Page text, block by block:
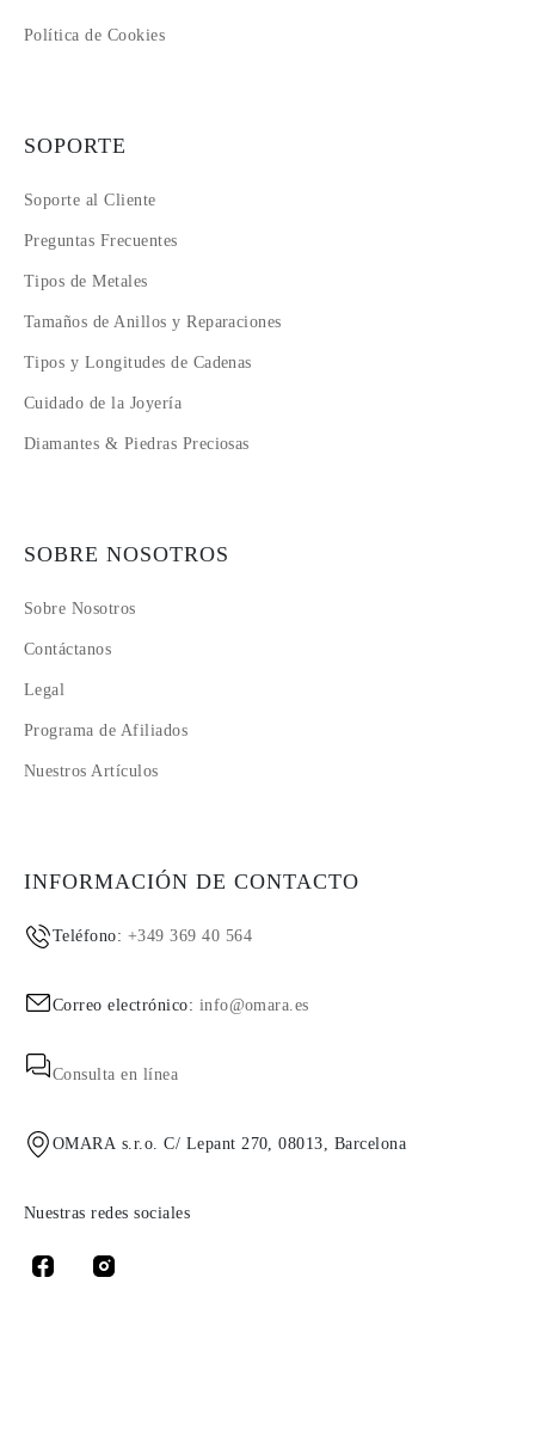
Política de Cookies
SOPORTE
Soporte al Cliente
Preguntas Frecuentes
Tipos de Metales
Tamaños de Anillos y Reparaciones
Tipos y Longitudes de Cadenas
Cuidado de la Joyería
Diamantes & Piedras Preciosas
SOBRE NOSOTROS
Sobre Nosotros
Contáctanos
Legal
Programa de Afiliados
Nuestros Artículos
INFORMACIÓN DE CONTACTO
Teléfono: +349 369 40 564
Correo electrónico: info@omara.es
Consulta en línea
OMARA s.r.o. C/ Lepant 270, 08013, Barcelona
Nuestras redes sociales